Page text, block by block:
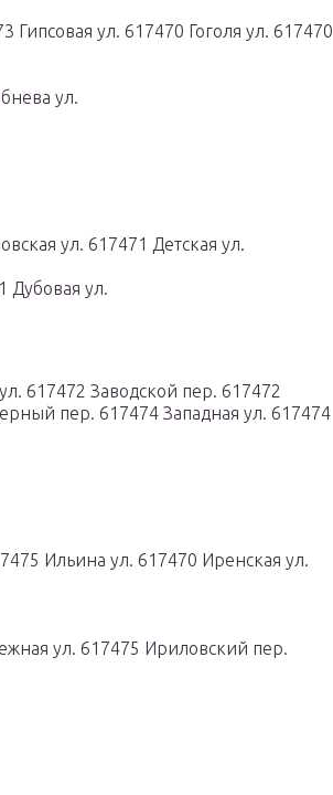
Гипсовая ул. 617470 Гоголя ул. 617470
ул.
ул. 617471 Детская ул.
Дубовая ул.
617472 Заводской пер. 617472
пер. 617474 Западная ул. 617474
Ильина ул. 617470 Иренская ул.
ул. 617475 Ириловский пер.